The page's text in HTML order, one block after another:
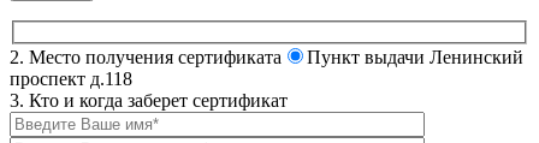
2. Место получения сертификата
Пункт выдачи Ленинский
проспект д.118
3. Кто и когда заберет сертификат